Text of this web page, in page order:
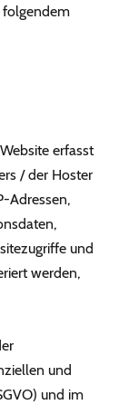
folgendem
erfasst
/ der Hoster
Adressen,
und
werden,
und
und im